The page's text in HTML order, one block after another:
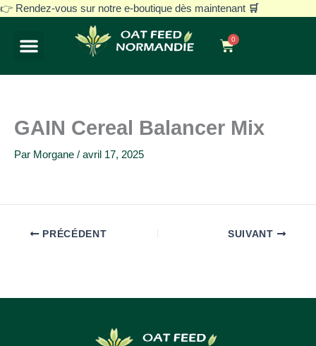
Aller
contenu
👉 Rendez-vous sur notre e-boutique dès maintenant 🛒
0
Panier
GAIN Cereal Balancer Mix
Par Morgane / avril 17, 2025
PRÉCÉDENT SUIVANT